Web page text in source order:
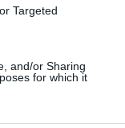
Targeted
and/or Sharing
for which it
LATINA